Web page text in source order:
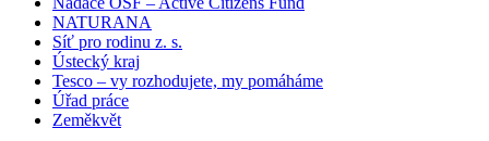
NATURANA
Síť pro rodinu z. s.
Ústecký kraj
Tesco – vy rozhodujete, my pomáháme
Úřad práce
Zeměkvět